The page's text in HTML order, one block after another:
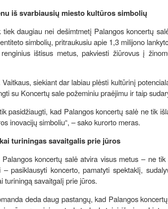
iš svarbiausių miesto kultūros simbolių
tiek daugiau nei dešimtmetį Palangos koncertų
simbolių, pritraukusiu apie 1,3 milijono
ištisus metus, pakviesti žiūrovus į
Vaitkaus, siekiant dar labiau plėsti kultūrinį
su Koncertų sale požeminiu praėjimu ir taip
pasidžiaugti, kad Palangos koncertų salė ne tik
inovacijų simboliu“, – sako kurorto meras.
turiningas savaitgalis prie jūros
Palangos koncertų salė atvira visus metus – ne
– pasiklausyti koncerto, pamatyti spektaklį,
turiningą savaitgalį prie jūros.
deda daug pastangų, kad Palangos